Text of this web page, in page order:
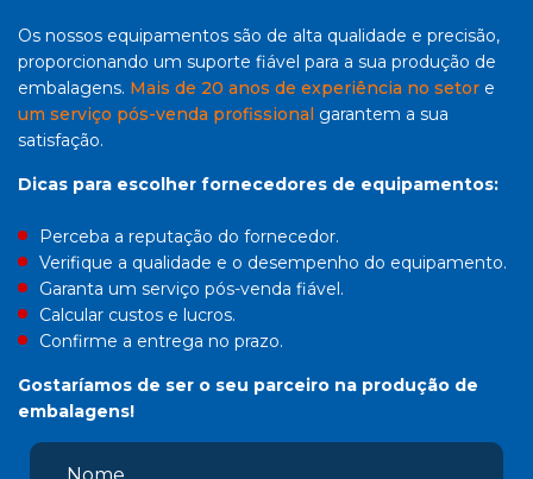
Os nossos equipamentos são de alta qualidade e precisão,
proporcionando um suporte fiável para a sua produção de
embalagens. Mais de 20 anos de experiência no setor e
um serviço pós-venda profissional garantem a sua
satisfação.
Dicas para escolher fornecedores de equipamentos:
Perceba a reputação do fornecedor.
Verifique a qualidade e o desempenho do equipamento.
Garanta um serviço pós-venda fiável.
Calcular custos e lucros.
Confirme a entrega no prazo.
Gostaríamos de ser o seu parceiro na produção de
embalagens!